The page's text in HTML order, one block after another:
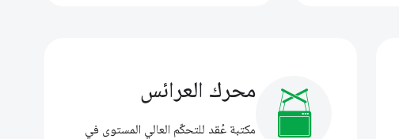
محرك العرائس
مكتبة عُقد للتحكّم العالي المستوى في